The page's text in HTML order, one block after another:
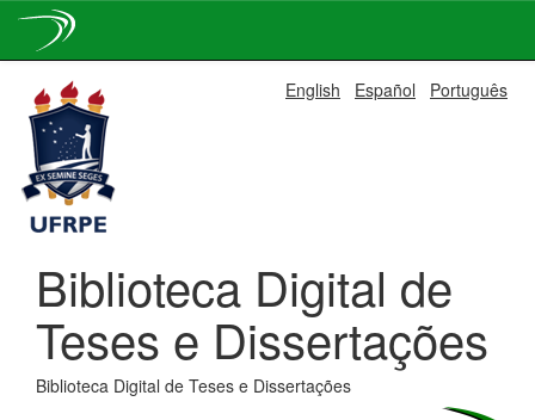
navigation
English Español Português
Biblioteca Digital de
Teses e Dissertações
Biblioteca Digital de Teses e Dissertações